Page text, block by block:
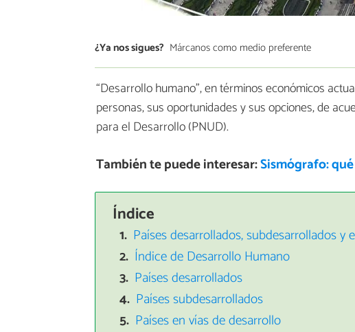
¿Ya nos sigues? Márcanos como medio preferente
“Desarrollo humano”, en términos económicos
personas, sus oportunidades y sus opciones, de
para el Desarrollo (PNUD).
También te puede interesar:Sismógrafo:
Índice
Países desarrollados, subdesarrollados y
Índice de Desarrollo Humano
Países desarrollados
Países subdesarrollados
Países en vías de desarrollo